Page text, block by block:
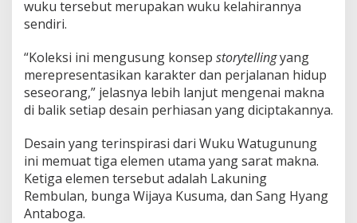
wuku tersebut merupakan wuku kelahirannya
sendiri.
“Koleksi ini mengusung konsep storytellingyang
merepresentasikan karakter dan perjalanan hidup
seseorang,” jelasnya lebih lanjut mengenai makna
di balik setiap desain perhiasan yang diciptakannya.
Desain yang terinspirasi dari Wuku Watugunung
ini memuat tiga elemen utama yang sarat makna.
Ketiga elemen tersebut adalah Lakuning
Rembulan, bunga Wijaya Kusuma, dan Sang Hyang
Antaboga.